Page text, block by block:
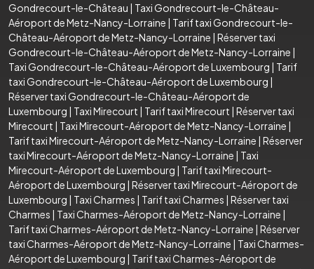
Gondrecourt-le-Château | Taxi Gondrecourt-le-Château-
Aéroport de Metz-Nancy-Lorraine | Tarif taxi Gondrecourt-le-
Château-Aéroport de Metz-Nancy-Lorraine | Réserver taxi
Gondrecourt-le-Château-Aéroport de Metz-Nancy-Lorraine |
Taxi Gondrecourt-le-Château-Aéroport de Luxembourg | Tarif
taxi Gondrecourt-le-Château-Aéroport de Luxembourg |
Réserver taxi Gondrecourt-le-Château-Aéroport de
Luxembourg | Taxi Mirecourt | Tarif taxi Mirecourt | Réserver taxi
Mirecourt | Taxi Mirecourt-Aéroport de Metz-Nancy-Lorraine |
Tarif taxi Mirecourt-Aéroport de Metz-Nancy-Lorraine | Réserver
taxi Mirecourt-Aéroport de Metz-Nancy-Lorraine | Taxi
Mirecourt-Aéroport de Luxembourg | Tarif taxi Mirecourt-
Aéroport de Luxembourg | Réserver taxi Mirecourt-Aéroport de
Luxembourg | Taxi Charmes | Tarif taxi Charmes | Réserver taxi
Charmes | Taxi Charmes-Aéroport de Metz-Nancy-Lorraine |
Tarif taxi Charmes-Aéroport de Metz-Nancy-Lorraine | Réserver
taxi Charmes-Aéroport de Metz-Nancy-Lorraine | Taxi Charmes-
Aéroport de Luxembourg | Tarif taxi Charmes-Aéroport de